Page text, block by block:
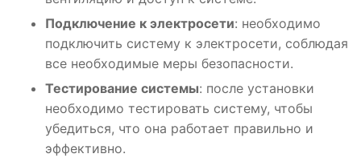
Подключение к электросети: необходимо
подключить систему к электросети, соблюдая
все необходимые меры безопасности.
Тестирование системы: после установки
необходимо тестировать систему, чтобы
убедиться, что она работает правильно и
эффективно.